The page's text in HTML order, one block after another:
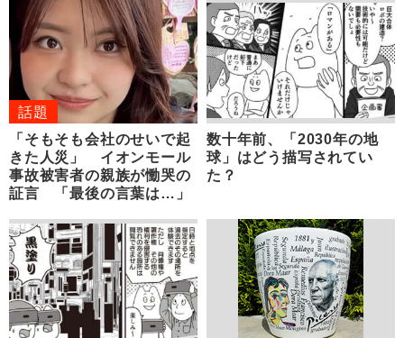
話題
「そもそも会社のせいで起
きた人災」 イオンモール
事故被害者の親族が慟哭の
証言 「最後の言葉は…」
数十年前、「2030年の地
球」はどう描写されてい
た？